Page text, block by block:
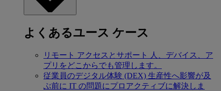
よくあるユース ケース
リモート アクセスとサポート
人、デバイス、ア
プリをどこからでも管理します。
従業員のデジタル体験 (DEX) 生産性へ影響が及
ぶ前に IT の問題にプロアクティブに解決しま